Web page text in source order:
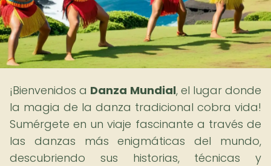
¡Bienvenidos a Danza Mundial, el lugar donde
la magia de la danza tradicional cobra vida!
Sumérgete en un viaje fascinante a través de
las danzas más enigmáticas del mundo,
descubriendo sus historias, técnicas y